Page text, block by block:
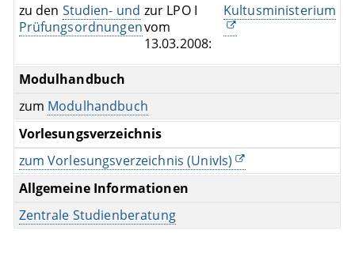
zu den Studien- und
Prüfungsordnungen
zur LPO I
vom
13.03.2008:
Kultusministerium
Modulhandbuch
zum Modulhandbuch
Vorlesungsverzeichnis
zum Vorlesungsverzeichnis (UnivIs)
Allgemeine Informationen
Zentrale Studienberatung